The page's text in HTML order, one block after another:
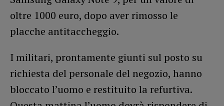
oltre 1000 euro, dopo aver rimosso le
placche antitaccheggio.
I militari, prontamente giunti sul posto su
richiesta del personale del negozio, hanno
bloccato l’uomo e restituito la refurtiva.